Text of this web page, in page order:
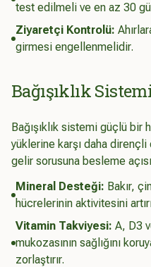
test edilmeli ve en az 30
Ziyaretçi Kontrolü:
girmesi engellenmelidir.
Bağışıklık
Bağışıklık sistemi güçlü
yüklerine karşı daha dirençli
gelir sorusuna besleme
Mineral Desteği: Bakır,
hücrelerinin aktivitesini
Vitamin Takviyesi: A, D3
mukozasının sağlığını
zorlaştırır.